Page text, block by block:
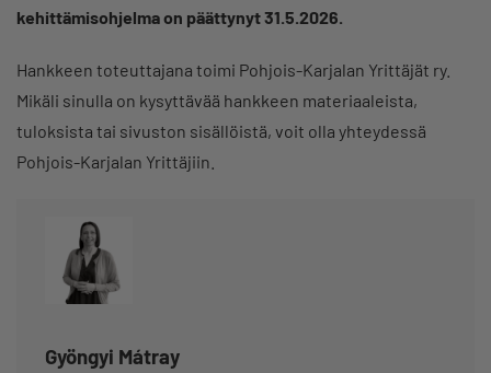
kehittämisohjelma on päättynyt 31.5.2026.
Hankkeen toteuttajana toimi Pohjois-Karjalan Yrittäjät ry.
Mikäli sinulla on kysyttävää hankkeen materiaaleista,
tuloksista tai sivuston sisällöistä, voit olla yhteydessä
Pohjois-Karjalan Yrittäjiin.
Gyöngyi Mátray